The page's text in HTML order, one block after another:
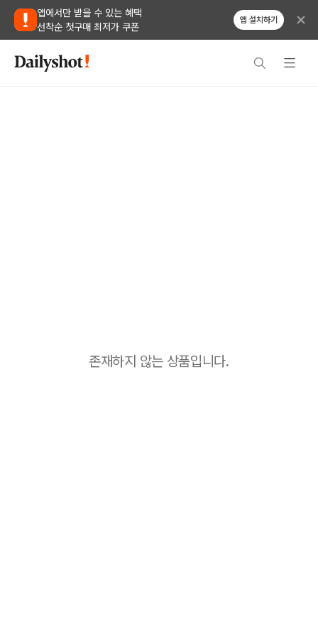
앱에서만 받을 수 있는 혜택
선착순 첫구매 최저가 쿠폰
앱 설치하기
존재하지 않는 상품입니다.